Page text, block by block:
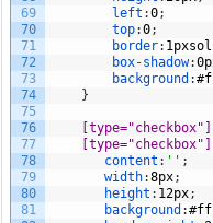
69
70
71
72
73
74
75
76
77
78
79
80
81
left :0;
top:0;
border: 1px
box-shadow:
background :
}
content : '' ;
width:8px;
height : 12px;
background :